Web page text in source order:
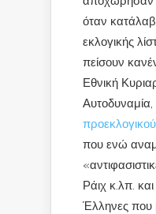
όταν
εκλογικής
πείσουν
Εθνική
Αυτοδυναμία,
που ενώ
Ράιχ κ.λπ.
Έλληνες που